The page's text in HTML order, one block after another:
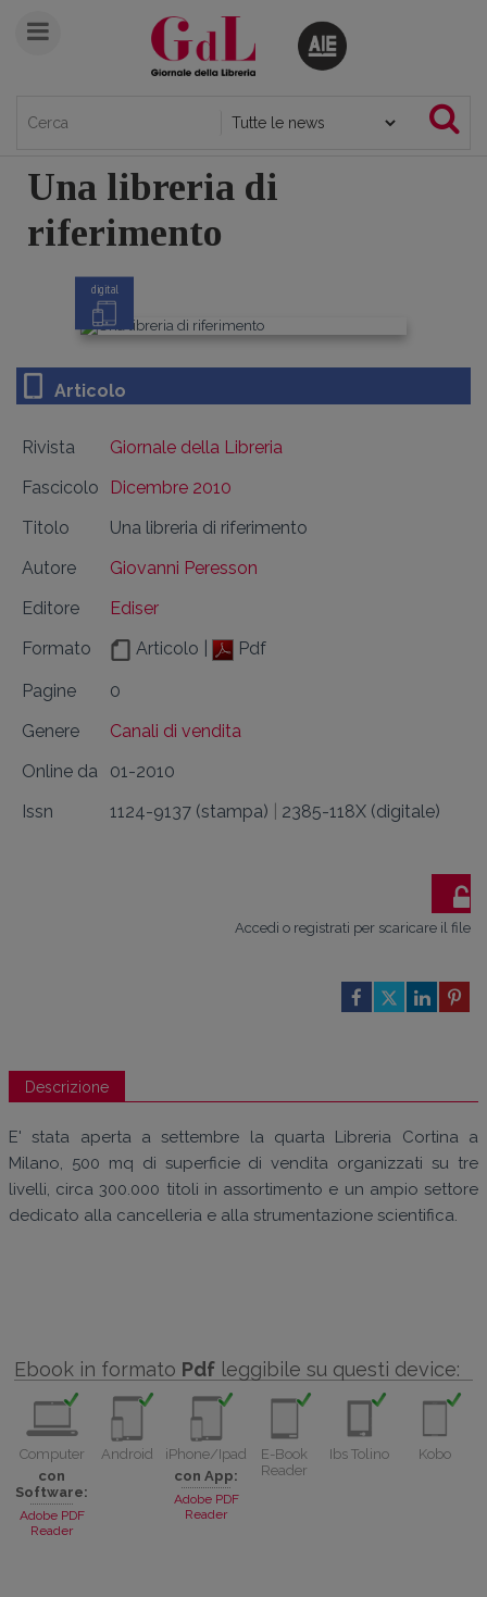
Una libreria di
riferimento
digital
Articolo
Rivista
Giornale della Libreria
Fascicolo
Dicembre 2010
Titolo
Una libreria di riferimento
Autore
Giovanni Peresson
Editore
Ediser
Formato
Articolo | Pdf
Pagine
0
Genere
Canali di vendita
Online da
01-2010
Issn
1124-9137 (stampa) 2385-118X (digitale)
Accedi o registrati per scaricare il file
Descrizione
E' stata aperta a settembre la quarta Libreria Cortina a
Milano, 500 mq di superficie di vendita organizzati su tre
livelli, circa 300.000 titoli in assortimento e un ampio settore
dedicato alla cancelleria e alla strumentazione scientifica.
Ebook in formato Pdf leggibile su questi device:
Computer
con
Software:
Adobe PDF
Reader
Android
iPhone/Ipad
con App:
Adobe PDF
Reader
E-Book
Reader
Ibs Tolino Kobo